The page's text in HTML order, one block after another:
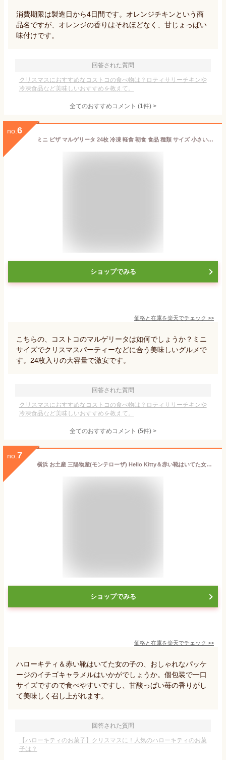
消費期限は製造日から4日間です。オレンジチキンという商
品名ですが、オレンジの香りはそれほどなく、甘じょっぱい
味付けです。
回答された質問
クリスマスにおすすめなコストコの食べ物は？ロティサリーチキンや
冷凍食品など美味しいおすすめを教えて。
全てのおすすめコメント (1件) >
no. 6
ミニ ピザ マルゲリータ 24枚 冷凍 軽食 朝食 食品 種類 サイズ 小さい 食べきり 冷凍食品 朝ごはん 補食 間食 夜食 時短 手軽 便利 簡単 大容量 パーティー お誕生日 クリスマス 来客 バーベキュー キャンプ アウトドア 温め方 トースター フライパン【Costco コストコ】
ショップでみる
価格と在庫を楽天でチェック >>
こちらの、コストコのマルゲリータは如何でしょうか？ミニ
サイズでクリスマスパーティーなどに合う美味しいグルメで
す。24枚入りの大容量で激安です。
回答された質問
クリスマスにおすすめなコストコの食べ物は？ロティサリーチキンや
冷凍食品など美味しいおすすめを教えて。
全てのおすすめコメント (5件) >
no. 7
横浜 お土産 三陽物産(モンテローザ) Hello Kitty＆赤い靴はいてた女の子イチゴキャラメル10個入 お取り寄せ ギフト 贈答用 お菓子 焼菓子 お年賀 お歳暮 帰省土産 プレゼント お祝い母の日 父の日 ハローキティ キティちゃん
ショップでみる
価格と在庫を楽天でチェック >>
ハローキティ＆赤い靴はいてた女の子の、おしゃれなパッケ
ージのイチゴキャラメルはいかがでしょうか。個包装で一口
サイズですので食べやすいですし、甘酸っぱい苺の香りがし
て美味しく召し上がれます。
回答された質問
【ハローキティのお菓子】クリスマスに！人気のハローキティのお菓
子は？